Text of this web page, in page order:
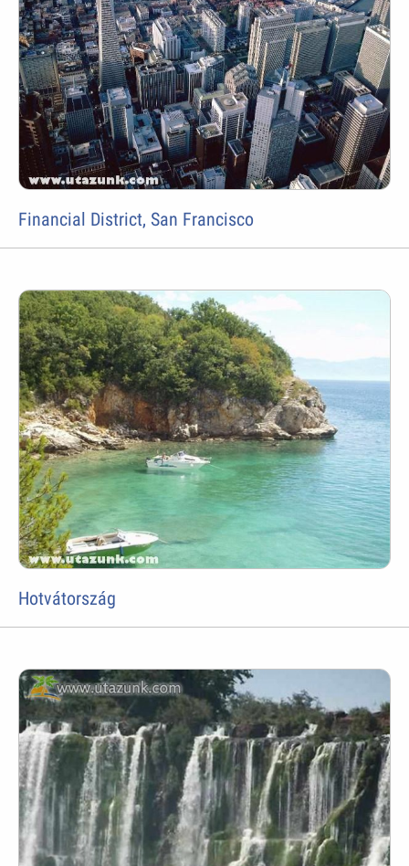
Financial District, San Francisco
Hotvátország